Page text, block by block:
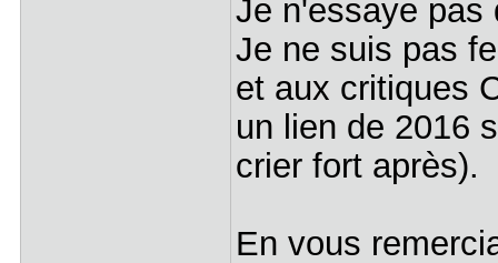
Je n'essaye
Je ne suis pas
et aux critiques
un lien de 2016
crier fort après).
En vous